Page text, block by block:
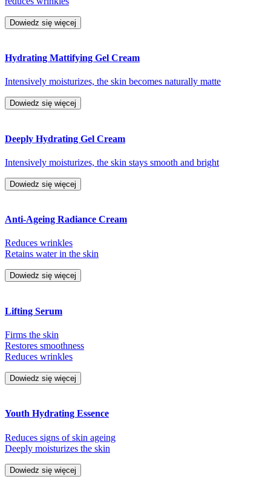
Dowiedz się więcej
Hydrating Mattifying Gel Cream
Intensively moisturizes, the skin becomes naturally matte
Dowiedz się więcej
Deeply Hydrating Gel Cream
Intensively moisturizes, the skin stays smooth and bright
Dowiedz się więcej
Anti-Ageing Radiance Cream
Reduces wrinkles
Retains water in the skin
Dowiedz się więcej
Lifting Serum
Firms the skin
Restores smoothness
Reduces wrinkles
Dowiedz się więcej
Youth Hydrating Essence
Reduces signs of skin ageing
Deeply moisturizes the skin
Dowiedz się więcej